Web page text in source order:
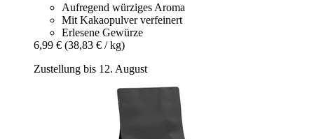
Aufregend würziges Aroma
Mit Kakaopulver verfeinert
Erlesene Gewürze
6,99 € (38,83 € / kg)
Zustellung bis 12. August